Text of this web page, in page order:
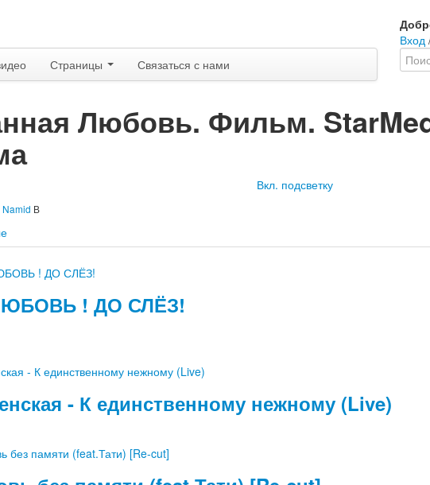
Вход
Страницы Связаться с нами
Любовь. Фильм.
Вкл. подсветку
Namid В
! ДО СЛЁЗ!
- К единственному нежному (Live)